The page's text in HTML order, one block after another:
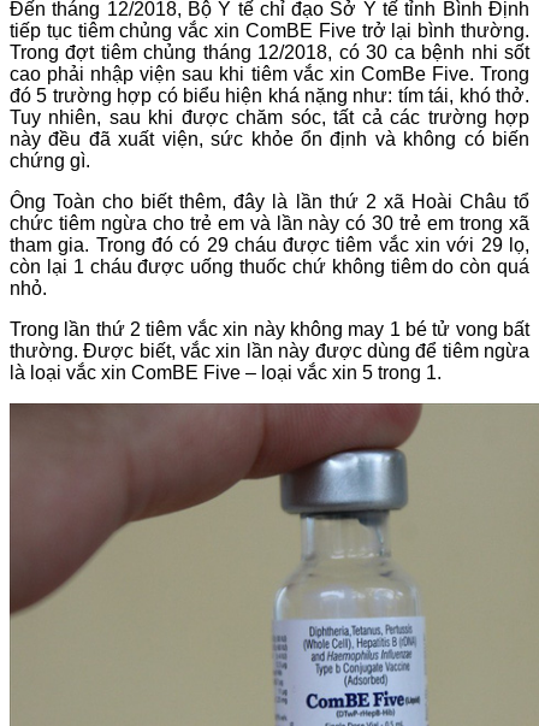
Đến tháng 12/2018, Bộ Y tế chỉ đạo Sở Y tế tỉnh Bình Định
tiếp tục tiêm chủng vắc xin ComBE Five trở lại bình thường.
Trong đợt tiêm chủng tháng 12/2018, có 30 ca bệnh nhi sốt
cao phải nhập viện sau khi tiêm vắc xin ComBe Five. Trong
đó 5 trường hợp có biểu hiện khá nặng như: tím tái, khó thở.
Tuy nhiên, sau khi được chăm sóc, tất cả các trường hợp
này đều đã xuất viện, sức khỏe ổn định và không có biến
chứng gì.
Ông Toàn cho biết thêm, đây là lần thứ 2 xã Hoài Châu tổ
chức tiêm ngừa cho trẻ em và lần này có 30 trẻ em trong xã
tham gia. Trong đó có 29 cháu được tiêm vắc xin với 29 lọ,
còn lại 1 cháu được uống thuốc chứ không tiêm do còn quá
nhỏ.
Trong lần thứ 2 tiêm vắc xin này không may 1 bé tử vong bất
thường. Được biết, vắc xin lần này được dùng để tiêm ngừa
là loại vắc xin ComBE Five – loại vắc xin 5 trong 1.